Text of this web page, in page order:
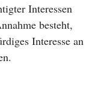
Interessen
besteht,
Interesse an